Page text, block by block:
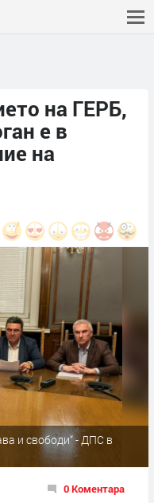
на ГЕРБ,
е в
на
и свободи“ - ДПС в
0 Коментара